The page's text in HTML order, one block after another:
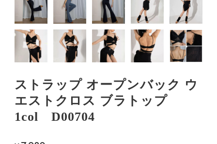
ストラップ オープンバック ウ
エストクロス ブラトップ
1col D00704